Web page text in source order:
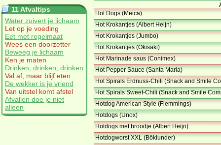
11 Afvaltips
Water zuivert je lichaam
Let op je voeding
Eet met regelmaat
Wees een doorzetter
Beweeg je lichaam
Ken je maten
Drinken, drinken, drinken
Val af, maar blijf eten
De wekker is je vriend
Van uitstel komt afstel
Afvallen doe je niet
alleen
Hot Dogs (Meica)
Hot Krokantjes (Albert Heijn)
Hot Krokantjes (Jumbo)
Hot Krokantjes (Okisaki)
Hot Marinade saus (Conimex)
Hot Pepper Sauce (Santa Maria)
Hot Spirals Erdnuss-Chili (Snack and Smile
Hot Spirals Sweet-Chili (Snack and Smile
Hotdog American Style (Flemmings)
Hotdogs (Unox)
Hotdogs met broodje (Albert Heijn)
Hotdogworst XXL (Böklunder)